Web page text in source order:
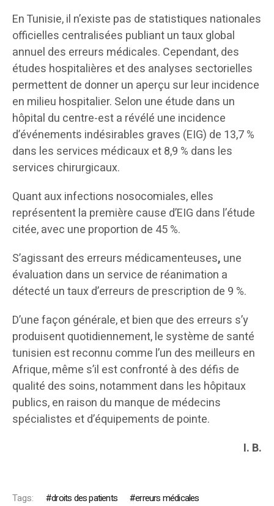
En Tunisie, il n’existe pas de statistiques nationales
officielles centralisées publiant un taux global
annuel des erreurs médicales. Cependant, des
études hospitalières et des analyses sectorielles
permettent de donner un aperçu sur leur incidence
en milieu hospitalier. Selon une étude dans un
hôpital du centre-est a révélé une incidence
d’événements indésirables graves (EIG) de 13,7 %
dans les services médicaux et 8,9 % dans les
services chirurgicaux.
Quant aux infections nosocomiales, elles
représentent la première cause d’EIG dans l’étude
citée, avec une proportion de 45 %.
S’agissant des erreurs médicamenteuses, une
évaluation dans un service de réanimation a
détecté un taux d’erreurs de prescription de 9 %.
D’une façon générale, et bien que des erreurs s’y
produisent quotidiennement, le système de santé
tunisien est reconnu comme l’un des meilleurs en
Afrique, même s’il est confronté à des défis de
qualité des soins, notamment dans les hôpitaux
publics, en raison du manque de médecins
spécialistes et d’équipements de pointe.
I. B.
Tags: droits des patients
erreurs médicales